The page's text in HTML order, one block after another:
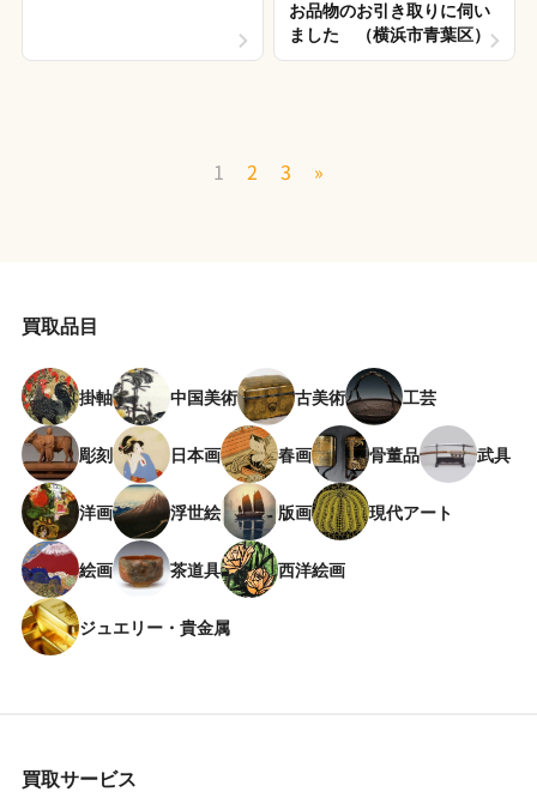
お品物のお引き取りに伺い
ました （横浜市青葉区）
1 2 3 »
買取品目
掛軸 中国美術 古美術 工芸
彫刻 日本画 春画 骨董品 武具
洋画 浮世絵 版画 現代アート
絵画 茶道具 西洋絵画
ジュエリー・貴金属
買取サービス